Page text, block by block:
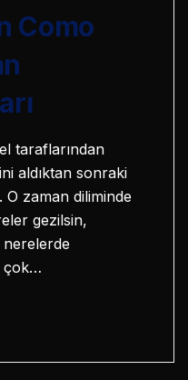
Como
taraflarından
aldıktan sonraki
O zaman diliminde
gezilsin,
çok…